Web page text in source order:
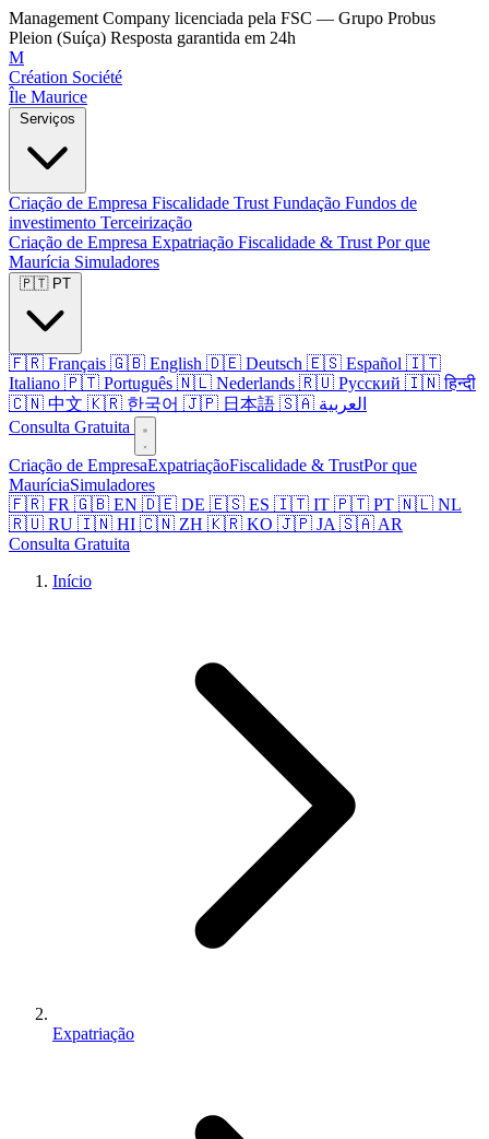
Management Company licenciada pela FSC — Grupo Probus
Pleion (Suíça) Resposta garantida em 24h
M
Création Société
Île Maurice
Criação de Empresa Fiscalidade Trust Fundação Fundos de
investimento Terceirização
Criação de Empresa Expatriação Fiscalidade & Trust Por que
Maurícia Simuladores
🇫🇷 Français 🇬🇧 English 🇩🇪 Deutsch 🇪🇸 Español 🇮🇹
Italiano 🇵🇹 Português 🇳🇱 Nederlands 🇷🇺 Русский 🇮🇳 हिन्दी
🇨🇳 中文 🇰🇷 한국어 🇯🇵 日本語
🇸🇦 العربية
Consulta Gratuita
Criação de EmpresaExpatriaçãoFiscalidade & TrustPor que
MauríciaSimuladores
🇫🇷 FR 🇬🇧 EN 🇩🇪 DE 🇪🇸 ES 🇮🇹 IT 🇵🇹 PT 🇳🇱 NL
🇷🇺 RU 🇮🇳 HI 🇨🇳 ZH 🇰🇷 KO 🇯🇵 JA 🇸🇦 AR
Consulta Gratuita
Início
Expatriação